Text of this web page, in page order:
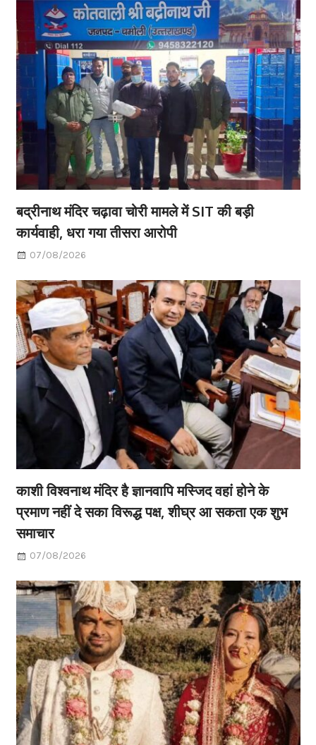
बद्रीनाथ मंदिर चढ़ावा चोरी मामले में SIT की बड़ी
कार्यवाही, धरा गया तीसरा आरोपी
07/08/2026
काशी विश्वनाथ मंदिर है ज्ञानवापि मस्जिद वहां होने के
प्रमाण नहीं दे सका विरूद्ध पक्ष, शीघ्र आ सकता एक शुभ
समाचार
07/08/2026